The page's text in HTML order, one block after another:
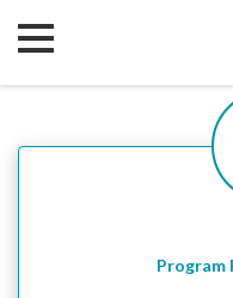
Program